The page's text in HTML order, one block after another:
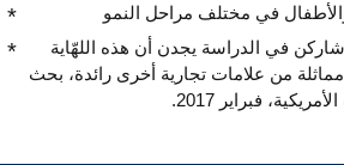
في مختلف مراحل النمو
شاركن في الدراسة يجدن أن هذه اللهّاية
من علامات تجارية أخرى رائدة، بحث
فبراير 2017.